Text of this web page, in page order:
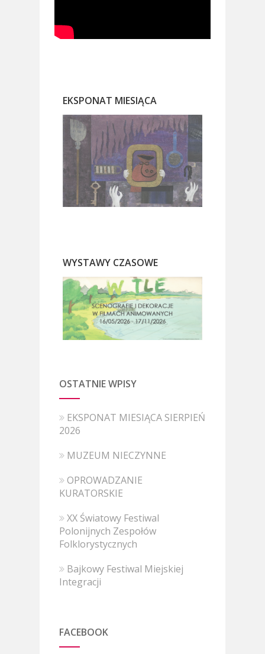
EKSPONAT MIESIĄCA
WYSTAWY CZASOWE
OSTATNIE WPISY
EKSPONAT MIESIĄCA SIERPIEŃ
2026
MUZEUM NIECZYNNE
OPROWADZANIE
KURATORSKIE
XX Światowy Festiwal
Polonijnych Zespołów
Folklorystycznych
Bajkowy Festiwal Miejskiej
Integracji
FACEBOOK